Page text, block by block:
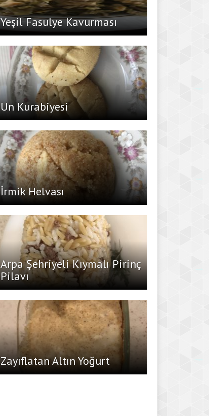
Yeşil Fasulye Kavurması
Un Kurabiyesi
İrmik Helvası
Arpa Şehriyeli Kıymalı Pirinç
Pilavı
Zayıflatan Altın Yoğurt